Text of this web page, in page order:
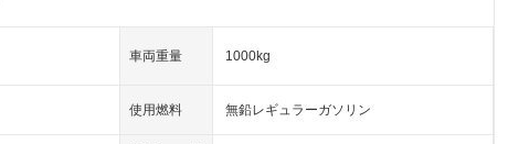
車両重量 1000kg
使用燃料 無鉛レギュラーガソリン